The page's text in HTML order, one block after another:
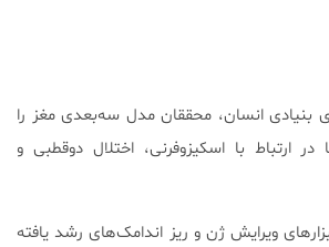
بنیادی انسان، محققان مدل سه‌بعدی مغز را
ارتباط با اسکیزوفرنی، اختلال دوقطبی و
ویرایش ژن و ریز اندامک‌های رشد یافته